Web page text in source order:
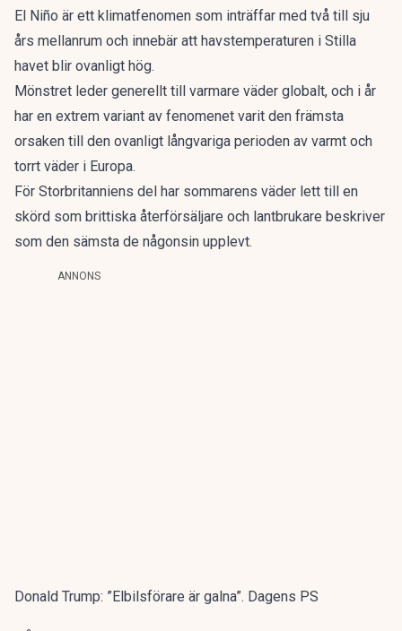
El Niño är ett klimatfenomen som inträffar med två till sju
års mellanrum och innebär att havstemperaturen i Stilla
havet blir ovanligt hög.
Mönstret leder generellt till varmare väder globalt, och i år
har en extrem variant av fenomenet varit den främsta
orsaken till den ovanligt långvariga perioden av varmt och
torrt väder i Europa.
För Storbritanniens del har sommarens väder lett till en
skörd som brittiska återförsäljare och lantbrukare beskriver
som den sämsta de någonsin upplevt.
ANNONS
Donald Trump: ”Elbilsförare är galna”. Dagens PS